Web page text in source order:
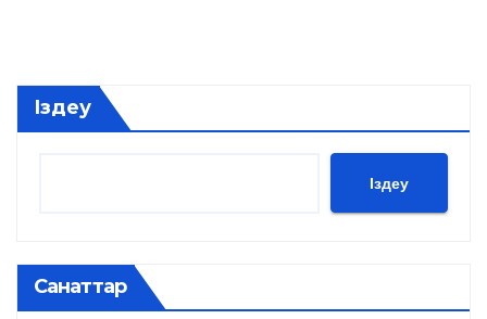
Іздеу
Іздеу
Санаттар